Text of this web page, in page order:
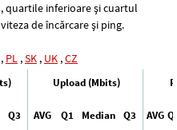
quartile inferioare și cuartul
de încărcare și ping.
, PL ,SK , UK ,CZ
Upload (Mbits)
Q3 AVG Q1 Median Q3 AVG